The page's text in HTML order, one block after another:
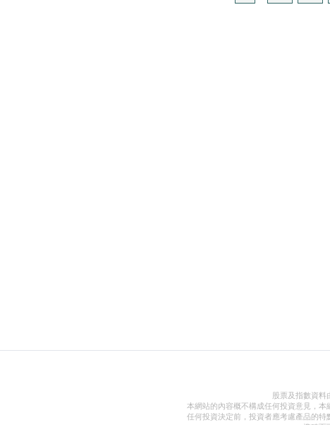
股票及指數資料
本網站的內容概不構成任何投資意見，
任何投資決定前，投資者應考慮產品的